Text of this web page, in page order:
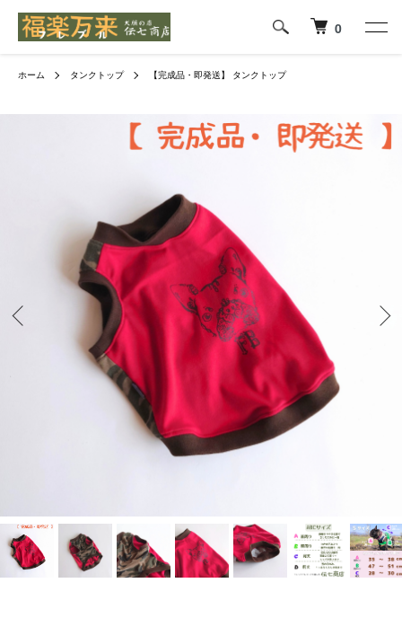
0
ホーム タンクトップ 【完成品・即発送】 タンクトップ